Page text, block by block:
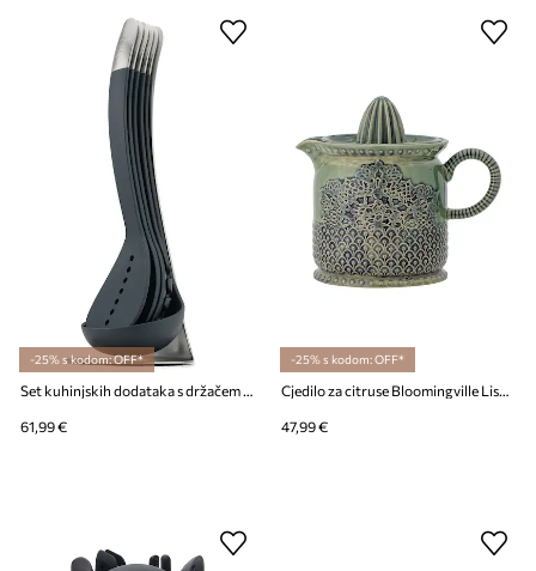
-25% s kodom: OFF*
61,99 €
-25% s kodom: OFF*
47,99 €